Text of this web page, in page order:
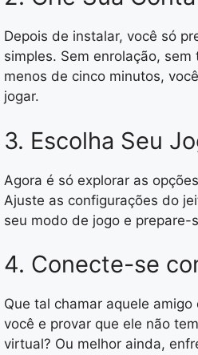
Depois de instalar, você só
simples. Sem enrolação, sem
menos de cinco minutos,
jogar.
3. Escolha Seu
Agora é só explorar as
Ajuste as configurações do
seu modo de jogo e prepare-
4. Conecte-se
Que tal chamar aquele
você e provar que ele não
virtual? Ou melhor ainda,